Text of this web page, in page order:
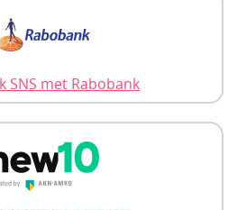
SNS met Rabobank